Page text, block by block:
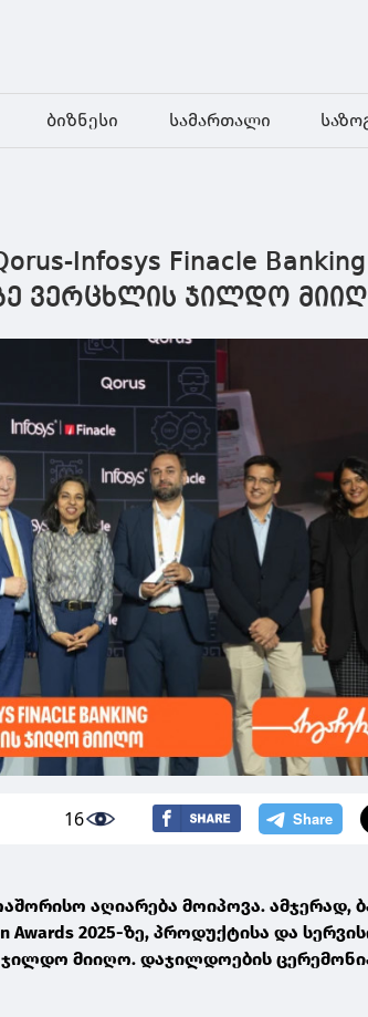
ბიზნესი სამართალი
Infosys Finacle Banking
ზე ვერცხლის ჯილდო
16
აღიარება მოიპოვა. ამჯერად,
Awards 2025-ზე, პროდუქტისა და
ჯილდო მიიღო. დაჯილდოების